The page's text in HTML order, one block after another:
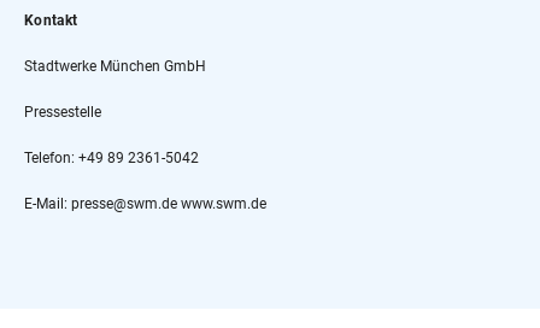
Kontakt
Stadtwerke München GmbH
Pressestelle
Telefon: +49 89 2361-5042
E-Mail: presse@swm.de www.swm.de